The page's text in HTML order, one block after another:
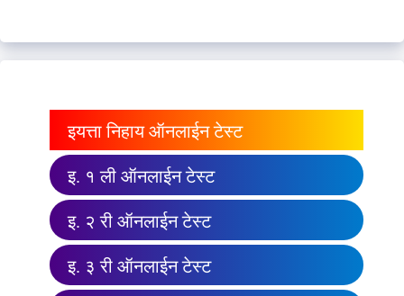
इयत्ता निहाय ऑनलाईन टेस्ट
इ. १ ली ऑनलाईन टेस्ट
इ. २ री ऑनलाईन टेस्ट
इ. ३ री ऑनलाईन टेस्ट